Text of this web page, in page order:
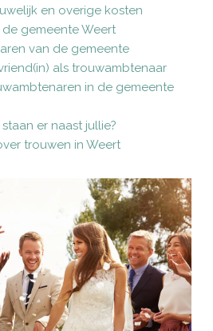
en overige kosten
gemeente Weert
van de gemeente
als trouwambtenaar
in de gemeente
er naast jullie?
trouwen in Weert